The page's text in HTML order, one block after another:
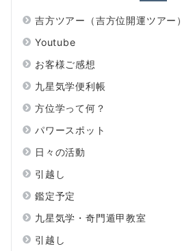
吉方ツアー（吉方位開運ツアー）
Youtube
お客様ご感想
九星気学便利帳
方位学って何？
パワースポット
日々の活動
引越し
鑑定予定
九星気学・奇門遁甲教室
引越し